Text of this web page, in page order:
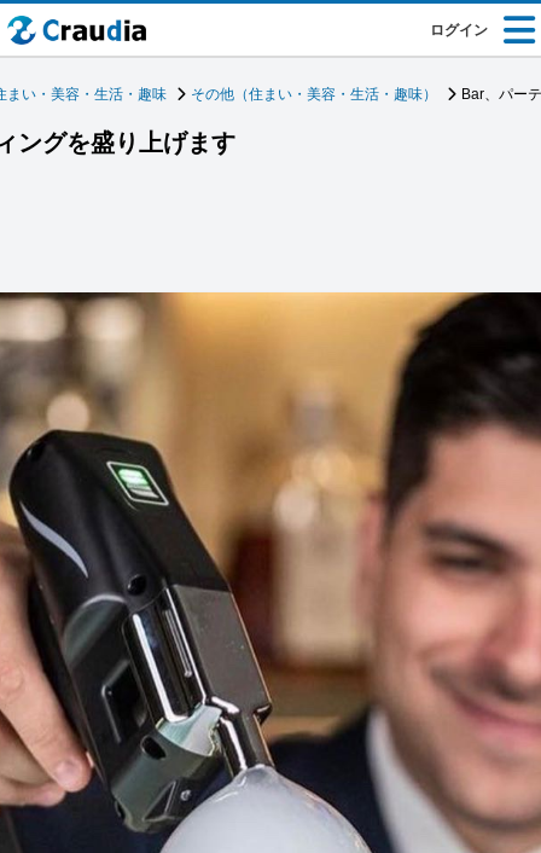
ログイン
まい・美容・生活・趣味 その他（住まい・美容・生活・趣味） Bar、パー
ングを盛り上げます